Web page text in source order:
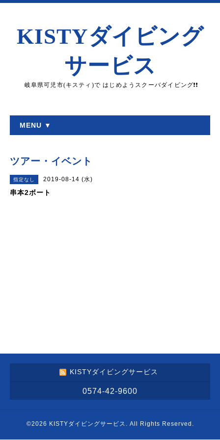
KISTYダイビング
サービス
岐阜県可児市(キスティ)で はじめようスクーバダイビング❗❗
MENU ▼
ツアー・イベント
指定なし 2019-08-14 (水)
串本2ボート
KISTYダイビングサービス
0574-42-9600
©2026 KISTYダイビングサービス . All Rights Reserved.